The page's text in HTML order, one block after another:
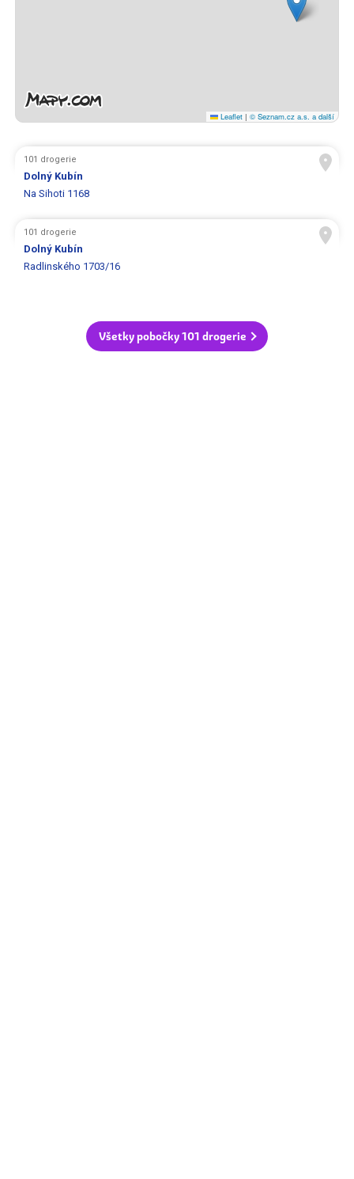
Leaflet | © Seznam.cz a.s. a další
101 drogerie
Dolný Kubín
Na Sihoti 1168
101 drogerie
Dolný Kubín
Radlinského 1703/16
Všetky pobočky 101 drogerie